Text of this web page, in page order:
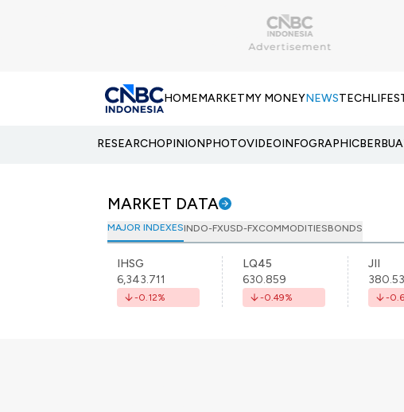
HOMEMARKETMY MONEYNEWSTECH
RESEARCHOPINIONPHOTOVIDEOINFOGRAPHIC
MARKET DATA
MAJOR INDEXESINDO-FXUSD-FXCOMMODITIESBONDS
IHSG
6,343.711
-0.12%
LQ45
630.859
-0.49%
JII
-